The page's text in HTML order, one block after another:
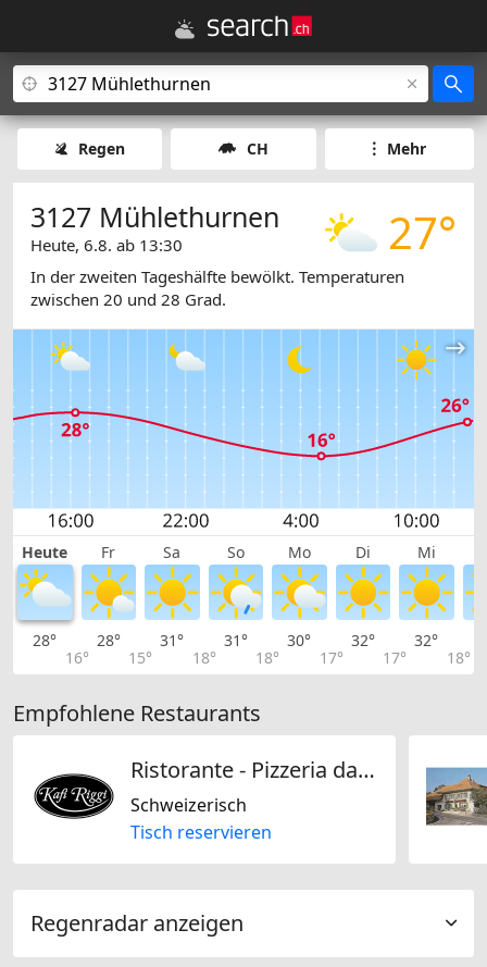
Regen CH Mehr
27°
3127 Mühlethurnen
Heute, 6.8. ab 13:30
In der zweiten Tageshälfte bewölkt. Temperaturen
zwischen 20 und 28 Grad.
Heute Fr Sa So Mo Di Mi
28°
16°
28°
15°
31°
18°
31°
18°
30°
17°
32°
17°
32°
18°
Empfohlene Restaurants
Ristorante - Pizzeria da Fabio Kafi Riggi
Schweizerisch
Tisch reservieren
Regenradar anzeigen